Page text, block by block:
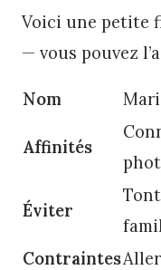
Voici une petite
— vous pouvez
Nom
Affinités
Éviter
Contraintes